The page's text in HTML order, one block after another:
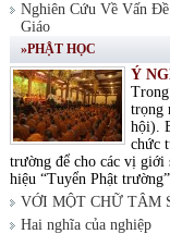
Nghiên Cứu Về Vấn
Giáo
»PHẬT HỌC
Ý
trọng
hội).
chức
trường để cho các vị
hiệu “Tuyển Phật
VỚI MỘT CHỮ TÂM
Hai nghĩa của nghiệp